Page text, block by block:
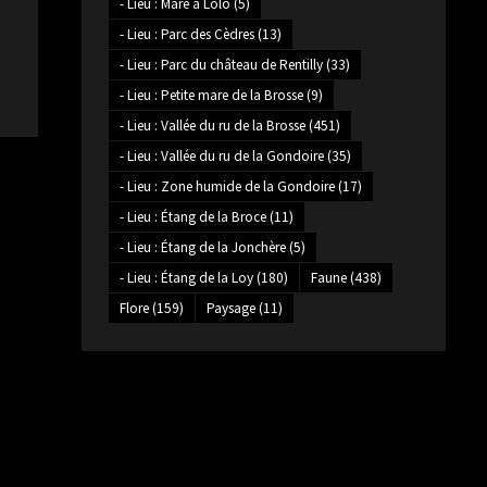
- Lieu : Mare à Lolo (5)
- Lieu : Parc des Cèdres(13)
- Lieu : Parc du château de Rentilly(33)
- Lieu : Petite mare de la Brosse(9)
- Lieu : Vallée du ru de la Brosse(451)
- Lieu : Vallée du ru de la Gondoire(35)
- Lieu : Zone humide de la Gondoire(17)
- Lieu : Étang de la Broce(11)
- Lieu : Étang de la Jonchère(5)
- Lieu : Étang de la Loy(180) Faune(438)
Flore(159) Paysage(11)